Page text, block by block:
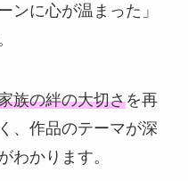
ンに心が温まった」
族の絆の大切さを再
、作品のテーマが深
わかります。